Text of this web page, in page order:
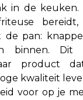
in de
de pan:
binnen. Dit
product
kwaliteit
voor op je